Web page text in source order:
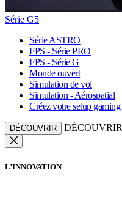
Série G5
Série ASTRO
FPS - Série PRO
FPS - Série G
Monde ouvert
Simulation de vol
Simulation - Aérospatial
Créez votre setup gaming
DÉCOUVRIR DÉCOUVRIR
L’INNOVATION